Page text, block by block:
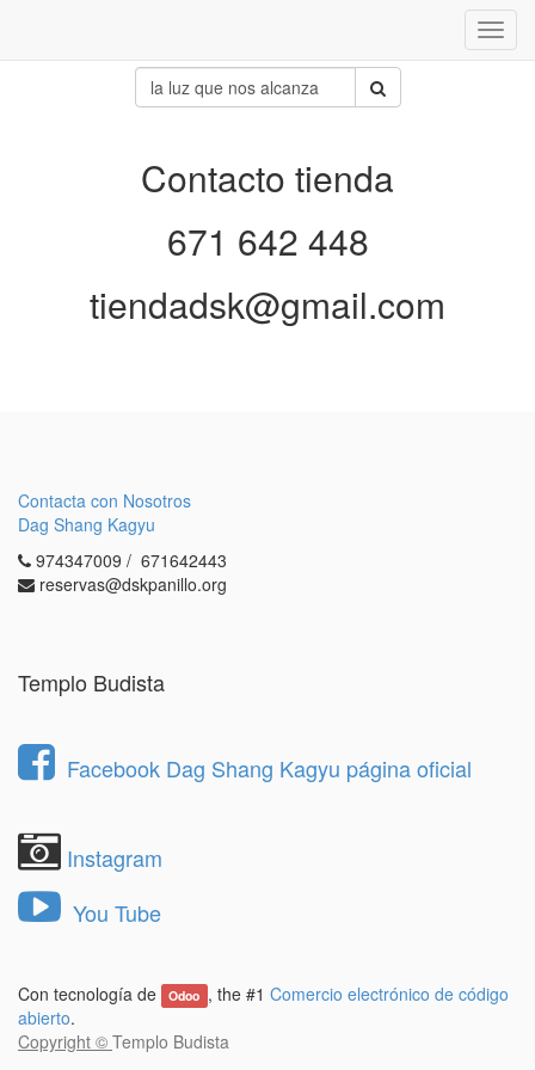
Contacto tienda
671 642 448
tiendadsk@gmail.com
Contacta con Nosotros
Dag Shang Kagyu
974347009 / 671642443
reservas@dskpanillo.org
Templo Budista
Facebook Dag Shang Kagyu página oficial
Instagram
You Tube
Con tecnología de Odoo , the #1 Comercio electrónico de código
abierto.
Copyright © Templo Budista